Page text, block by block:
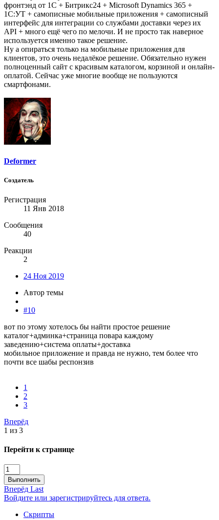
фронтэнд от 1С + Битрикс24 + Microsoft Dynamics 365 +
1С:УТ + самописные мобильные приложения + самописный
интерфейс для интеграции со службами доставки через их
API + много ещё чего по мелочи. И не просто так наверное
используется именно такое решение.
Ну а опираться только на мобильные приложения для
клиентов, это очень недалёкое решение. Обязательно нужен
полноценный сайт с красивым каталогом, корзиной и онлайн-
оплатой. Сейчас уже многие вообще не пользуются
смартфонами.
Deformer
Создатель
Регистрация
11 Янв 2018
Сообщения
40
Реакции
2
24 Ноя 2019
Автор темы
#10
вот по этому хотелось бы найти простое решение
каталог+админка+страница повара каждому
заведению+система оплаты+доставка
мобильное приложение и правда не нужно, тем более что
почти все шабы респонзив
1
2
3
Вперёд
1 из 3
Перейти к странице
Выполнить
Вперёд Last
Войдите или зарегистрируйтесь для ответа.
Скрипты